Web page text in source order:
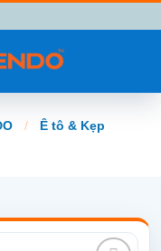
/ Ê tô & Kẹp